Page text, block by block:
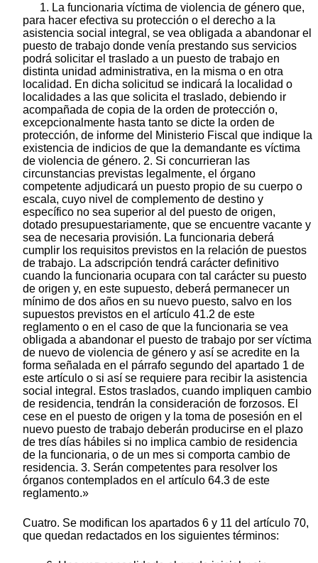
1. La funcionaria víctima de violencia de género que,
para hacer efectiva su protección o el derecho a la
asistencia social integral, se vea obligada a abandonar el
puesto de trabajo donde venía prestando sus servicios
podrá solicitar el traslado a un puesto de trabajo en
distinta unidad administrativa, en la misma o en otra
localidad. En dicha solicitud se indicará la localidad o
localidades a las que solicita el traslado, debiendo ir
acompañada de copia de la orden de protección o,
excepcionalmente hasta tanto se dicte la orden de
protección, de informe del Ministerio Fiscal que indique la
existencia de indicios de que la demandante es víctima
de violencia de género. 2. Si concurrieran las
circunstancias previstas legalmente, el órgano
competente adjudicará un puesto propio de su cuerpo o
escala, cuyo nivel de complemento de destino y
específico no sea superior al del puesto de origen,
dotado presupuestariamente, que se encuentre vacante y
sea de necesaria provisión. La funcionaria deberá
cumplir los requisitos previstos en la relación de puestos
de trabajo. La adscripción tendrá carácter definitivo
cuando la funcionaria ocupara con tal carácter su puesto
de origen y, en este supuesto, deberá permanecer un
mínimo de dos años en su nuevo puesto, salvo en los
supuestos previstos en el artículo 41.2 de este
reglamento o en el caso de que la funcionaria se vea
obligada a abandonar el puesto de trabajo por ser víctima
de nuevo de violencia de género y así se acredite en la
forma señalada en el párrafo segundo del apartado 1 de
este artículo o si así se requiere para recibir la asistencia
social integral. Estos traslados, cuando impliquen cambio
de residencia, tendrán la consideración de forzosos. El
cese en el puesto de origen y la toma de posesión en el
nuevo puesto de trabajo deberán producirse en el plazo
de tres días hábiles si no implica cambio de residencia
de la funcionaria, o de un mes si comporta cambio de
residencia. 3. Serán competentes para resolver los
órganos contemplados en el artículo 64.3 de este
reglamento.»
Cuatro. Se modifican los apartados 6 y 11 del artículo 70,
que quedan redactados en los siguientes términos: